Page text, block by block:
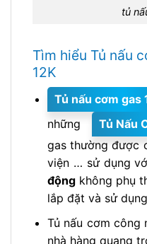
tủ
Tìm hiểu Tủ nấu
12K
Tủ nấu cơm gas
những
Tủ Nấu
gas thường được
viện … sử dụng
độngkhông phụ
lắp đặt và sử
Tủ nấu cơm công
nhà hàng quang